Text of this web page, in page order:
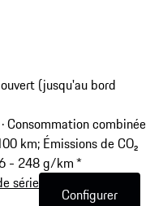
(jusqu'au bord
·Consommation combinée
km; Émissions de CO₂
- 248 g/km *
série
Configurer